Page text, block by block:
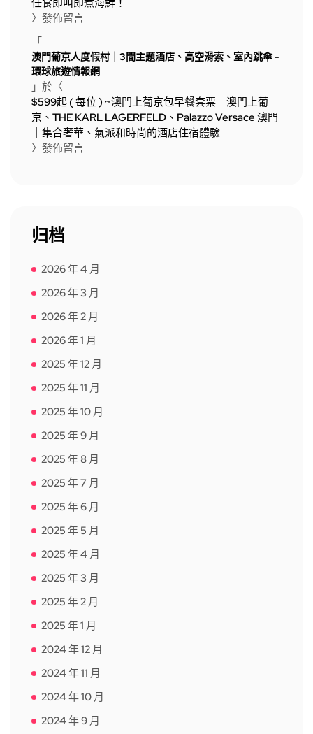
任食即叫即煮海鮮！
〉發佈留言
「
澳門葡京人度假村｜3間主題酒店、高空滑索、室內跳傘 -
環球旅遊情報網
」於〈
$599起 ( 每位 ) ~澳門上葡京包早餐套票｜澳門上葡
京、THE KARL LAGERFELD、Palazzo Versace 澳門
｜集合奢華、氣派和時尚的酒店住宿體驗
〉發佈留言
归档
2026 年 4 月
2026 年 3 月
2026 年 2 月
2026 年 1 月
2025 年 12 月
2025 年 11 月
2025 年 10 月
2025 年 9 月
2025 年 8 月
2025 年 7 月
2025 年 6 月
2025 年 5 月
2025 年 4 月
2025 年 3 月
2025 年 2 月
2025 年 1 月
2024 年 12 月
2024 年 11 月
2024 年 10 月
2024 年 9 月